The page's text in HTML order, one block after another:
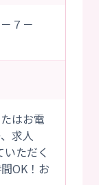
７－
はお電
求人
ただく
OK！お